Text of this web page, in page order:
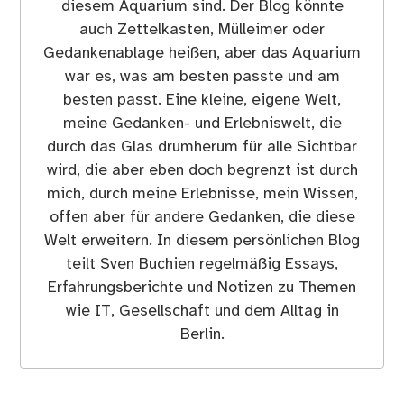
diesem Aquarium sind. Der Blog könnte
auch Zettelkasten, Mülleimer oder
Gedankenablage heißen, aber das Aquarium
war es, was am besten passte und am
besten passt. Eine kleine, eigene Welt,
meine Gedanken- und Erlebniswelt, die
durch das Glas drumherum für alle Sichtbar
wird, die aber eben doch begrenzt ist durch
mich, durch meine Erlebnisse, mein Wissen,
offen aber für andere Gedanken, die diese
Welt erweitern. In diesem persönlichen Blog
teilt Sven Buchien regelmäßig Essays,
Erfahrungsberichte und Notizen zu Themen
wie IT, Gesellschaft und dem Alltag in
Berlin.